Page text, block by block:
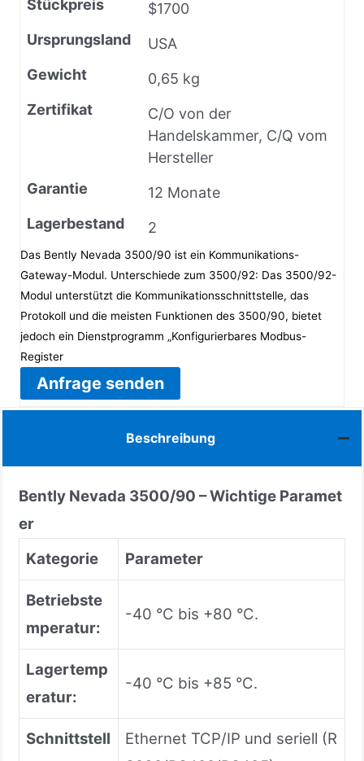
Stückpreis
$1700
Ursprungsland
USA
Gewicht
0,65 kg
Zertifikat
C/O von der
Handelskammer, C/Q vom
Hersteller
Garantie
12 Monate
Lagerbestand
2
Das Bently Nevada 3500/90 ist ein Kommunikations-
Gateway-Modul. Unterschiede zum 3500/92: Das 3500/92-
Modul unterstützt die Kommunikationsschnittstelle, das
Protokoll und die meisten Funktionen des 3500/90, bietet
jedoch ein Dienstprogramm „Konfigurierbares Modbus-
Register
Anfrage senden
Beschreibung
Bently Nevada 3500/90 – Wichtige Paramet
er
Kategorie
Parameter
Betriebste
mperatur:
-40 °C bis +80 °C.
Lagertemp
eratur:
-40 °C bis +85 °C.
Schnittstell
Ethernet TCP/IP und seriell (R